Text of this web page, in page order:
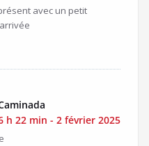
avec un petit
h 22 min - 2 février 2025